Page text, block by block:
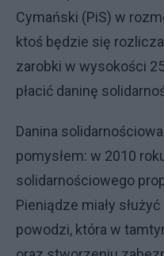
Cymański (PiS) w
ktoś będzie się
zarobki w wysokości
płacić daninę
Danina
pomysłem: w 2010
solidarnościowego
Pieniądze miały
powodzi, która w